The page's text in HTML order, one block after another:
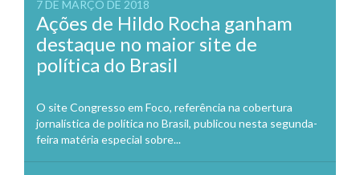
7 DE MARÇO DE 2018
Ações de Hildo Rocha ganham
destaque no maior site de
política do Brasil
O site Congresso em Foco, referência na cobertura
jornalística de política no Brasil, publicou nesta segunda-
feira matéria especial sobre...